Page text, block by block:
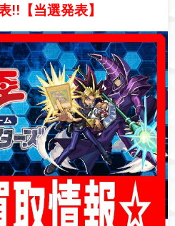
【当選発表】